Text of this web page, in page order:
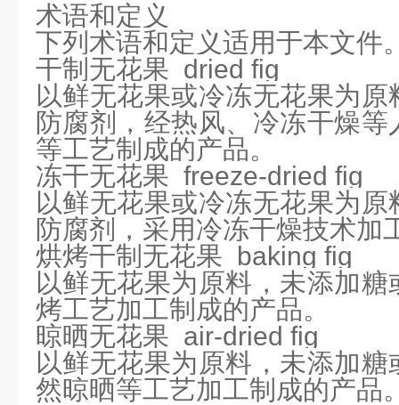
术语和定义
下列术语和定义适用于本文件
干制无花果 dried fig
以鲜无花果或冷冻无花果为
防腐剂，经热风、冷冻干燥
等工艺制成的产品。
冻干无花果 freeze-dried fig
以鲜无花果或冷冻无花果为
防腐剂，采用冷冻干燥技术加
烘烤干制无花果 baking fig
以鲜无花果为原料，未添加
烤工艺加工制成的产品。
晾晒无花果 air-dried fig
以鲜无花果为原料，未添加
然晾晒等工艺加工制成的产品